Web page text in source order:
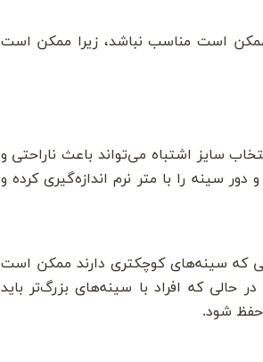
ممکن است مناسب نباشد، زیرا ممکن است
سایز اشتباه می‌تواند باعث ناراحتی و
سینه را با متر نرم اندازه‌گیری کرده و
که سینه‌های کوچکتری دارند ممکن است
حالی که افراد با سینه‌های بزرگ‌تر باید
حفظ شود.